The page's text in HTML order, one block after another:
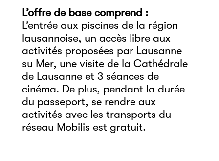
L’offre de base comprend :
L’entrée aux piscines de la région
lausannoise, un accès libre aux
activités proposées par Lausanne
su Mer, une visite de la Cathédrale
de Lausanneet 3 séances de
cinéma. De plus, pendant la durée
du passeport, se rendre aux
activités avec les transports du
réseau Mobilis est gratuit.